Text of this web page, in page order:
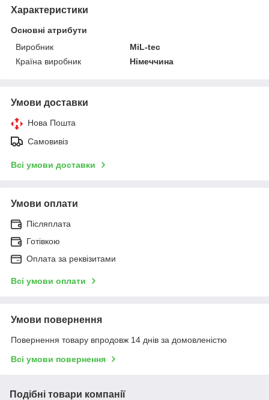
Характеристики
Основні атрибути
Виробник
MiL-tec
Країна виробник
Німеччина
Умови доставки
Нова Пошта
Самовивіз
Всі умови доставки
Умови оплати
Післяплата
Готівкою
Оплата за реквізитами
Всі умови оплати
Умови повернення
Повернення товару впродовж 14 днів за домовленістю
Всі умови повернення
Подібні товари компанії